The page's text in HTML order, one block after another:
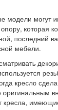
модели могут
которая
последний
мебели.
кресло
оригинальным
кресла,